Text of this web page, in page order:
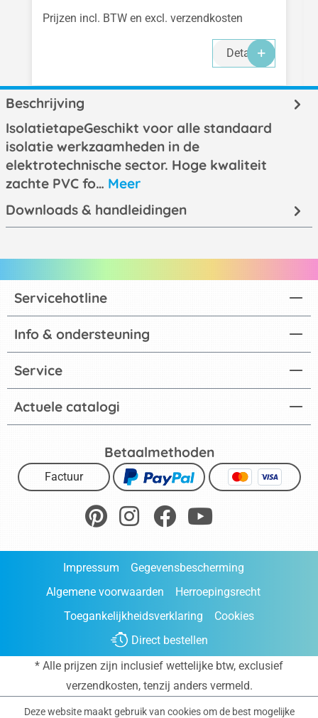
Prijzen incl. BTW en excl. verzendkosten
Details
Beschrijving
IsolatietapeGeschikt voor alle standaard
isolatie werkzaamheden in de
elektrotechnische sector. Hoge kwaliteit
zachte PVC fo… Meer
Downloads & handleidingen
Actuele catalogi
Servicehotline
Info & ondersteuning
Service
Betaalmethoden
Factuur
Impressum
Gegevensbescherming
Algemene voorwaarden
Herroepingsrecht
Toegankelijkheidsverklaring
Cookies
Direct bestellen
* Alle prijzen zijn inclusief wettelijke btw, exclusief
verzendkosten, tenzij anders vermeld.
Deze website maakt gebruik van cookies om de best mogelijke